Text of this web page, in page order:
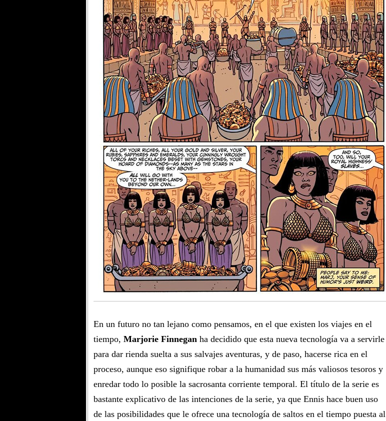
En un futuro no tan lejano como pensamos, en el que existen los viajes en el
tiempo, Marjorie Finnegan ha decidido que esta nueva tecnología va a servirle
para dar rienda suelta a sus salvajes aventuras, y de paso, hacerse rica en el
proceso, aunque eso signifique robar a la humanidad sus más valiosos tesoros y
enredar todo lo posible la sacrosanta corriente temporal. El título de la serie es
bastante explicativo de las intenciones de la serie, ya que Ennis hace buen uso
de las posibilidades que le ofrece una tecnología de saltos en el tiempo puesta al